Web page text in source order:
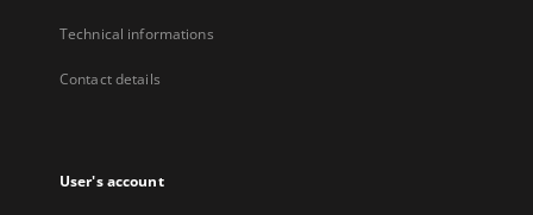
Technical informations
Contact details
User's account